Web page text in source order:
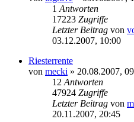
1 Antworten
17223 Zugriffe
Letzter Beitrag von
03.12.2007, 10:00
Riesterrente
von mecki » 20.08.2007,
12 Antworten
47924 Zugriffe
Letzter Beitrag von
20.11.2007, 20:45